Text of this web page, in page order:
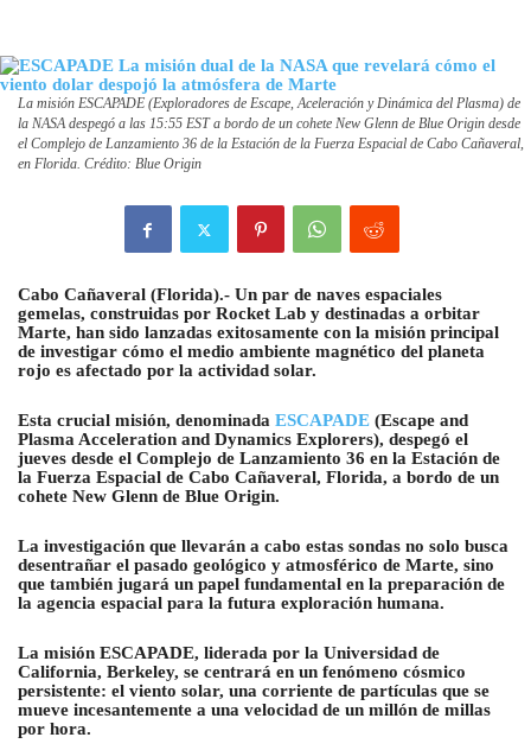
La misión ESCAPADE (Exploradores de Escape, Aceleración y Dinámica del Plasma) de
la NASA despegó a las 15:55 EST a bordo de un cohete New Glenn de Blue Origin desde
el Complejo de Lanzamiento 36 de la Estación de la Fuerza Espacial de Cabo Cañaveral,
en Florida. Crédito: Blue Origin
Cabo Cañaveral (Florida).- Un par de naves espaciales
gemelas, construidas por Rocket Lab y destinadas a orbitar
Marte, han sido lanzadas exitosamente con la misión principal
de investigar cómo el medio ambiente magnético del planeta
rojo es afectado por la actividad solar.
Esta crucial misión, denominada ESCAPADE (Escape and
Plasma Acceleration and Dynamics Explorers), despegó el
jueves desde el Complejo de Lanzamiento 36 en la Estación de
la Fuerza Espacial de Cabo Cañaveral, Florida, a bordo de un
cohete New Glenn de Blue Origin.
La investigación que llevarán a cabo estas sondas no solo busca
desentrañar el pasado geológico y atmosférico de Marte, sino
que también jugará un papel fundamental en la preparación de
la agencia espacial para la futura exploración humana.
La misión ESCAPADE, liderada por la Universidad de
California, Berkeley, se centrará en un fenómeno cósmico
persistente: el viento solar, una corriente de partículas que se
mueve incesantemente a una velocidad de un millón de millas
por hora.